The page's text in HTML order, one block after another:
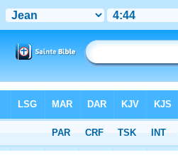
Chapitre 4> Verset 44